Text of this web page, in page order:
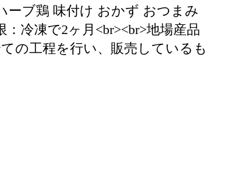
ーブ鶏 味付け おかず おつまみ
冷凍で2ヶ月<br><br>地場産品
の工程を行い、販売しているも